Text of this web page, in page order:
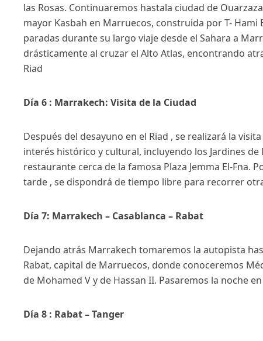
las Rosas. Continuaremos hastala ciudad de
mayor Kasbah en Marruecos, construida por T-
paradas durante su largo viaje desde el Sahara a
drásticamente al cruzar el Alto Atlas, encontrando
Riad
Día 6 : Marrakech: Visita de la Ciudad
Después del desayuno en el Riad , se realizará la
interés histórico y cultural, incluyendo los Jardines de
restaurante cerca de la famosa Plaza Jemma El-
tarde , se dispondrá de tiempo libre para recorrer
Día 7: Marrakech – Casablanca – Rabat
Dejando atrás Marrakech tomaremos la autopista
Rabat, capital de Marruecos, donde conoceremos
de Mohamed V y de Hassan II. Pasaremos la noche
Día 8 : Rabat – Tanger